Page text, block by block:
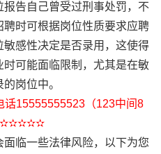
告自己曾受过刑事处罚，不
时可根据岗位性质要求应聘
感性决定是否录用，这使得
可能面临限制，尤其是在敏
岗位中。
15555555523（123中间8
✫✫✫✫✫
临一些法律风险，以下为您